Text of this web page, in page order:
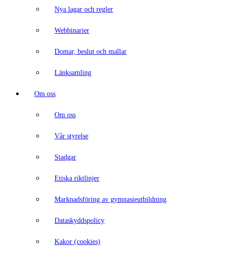
Nya lagar och regler
Webbinarier
Domar, beslut och mallar
Länksamling
Om oss
Om oss
Vår styrelse
Stadgar
Etiska riktlinjer
Marknadsföring av gymnasieutbildning
Dataskyddspolicy
Kakor (cookies)